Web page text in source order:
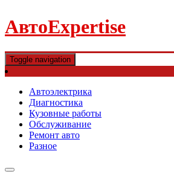
АвтоExpertise
Toggle navigation
Автоэлектрика
Диагностика
Кузовные работы
Обслуживание
Ремонт авто
Разное